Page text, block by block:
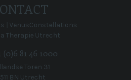
| VenusConstellations
Therapie Utrecht
(0)6 81 46 1000
Toren 31
BN Utrecht